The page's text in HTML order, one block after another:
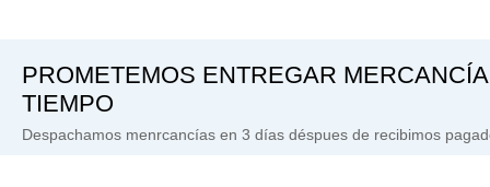
PROMETEMOS ENTREGAR
TIEMPO
Despachamos menrcancías en 3 días déspues de recibimos